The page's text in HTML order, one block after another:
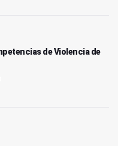
de Violencia de